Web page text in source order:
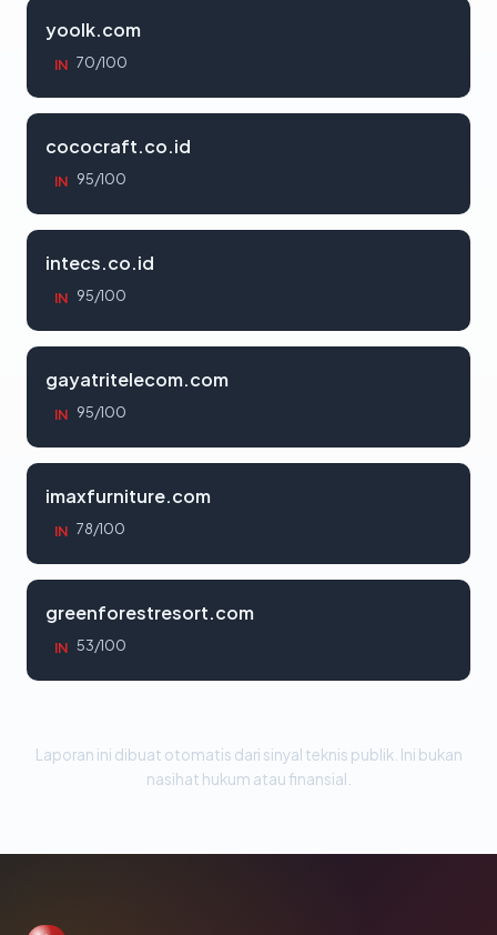
yoolk.com
IN 70/100
cococraft.co.id
IN 95/100
intecs.co.id
IN 95/100
gayatritelecom.com
IN 95/100
imaxfurniture.com
IN 78/100
greenforestresort.com
IN 53/100
Laporan ini dibuat otomatis dari sinyal teknis publik. Ini bukan
nasihat hukum atau finansial.